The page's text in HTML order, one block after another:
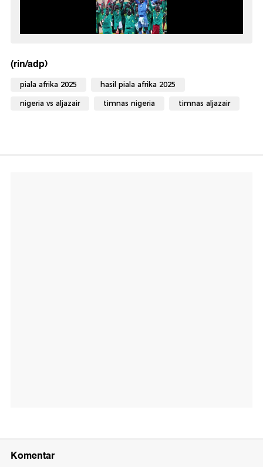
(rin/adp)
piala afrika 2025 hasil piala afrika 2025
nigeria vs aljazair timnas nigeria timnas aljazair
Komentar